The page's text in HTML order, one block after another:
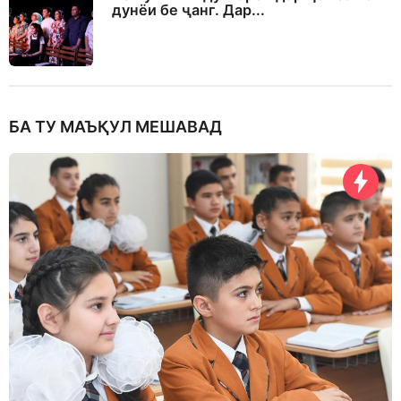
дунёи бе ҷанг. Дар...
БА ТУ МАЪҚУЛ МЕШАВАД